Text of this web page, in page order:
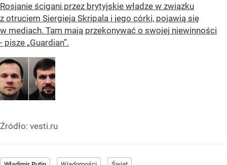
Rosjanie ścigani przez brytyjskie władze w związku
z otruciem Siergieja Skripala i jego córki, pojawią się
w mediach. Tam mają przekonywać o swojej niewinności
- pisze „Guardian”.
Źródło: vesti.ru